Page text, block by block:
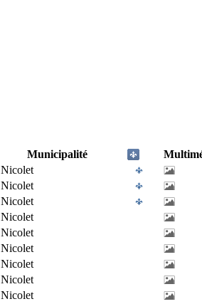
Municipalité
Nicolet
Nicolet
Nicolet
Nicolet
Nicolet
Nicolet
Nicolet
Nicolet
Nicolet